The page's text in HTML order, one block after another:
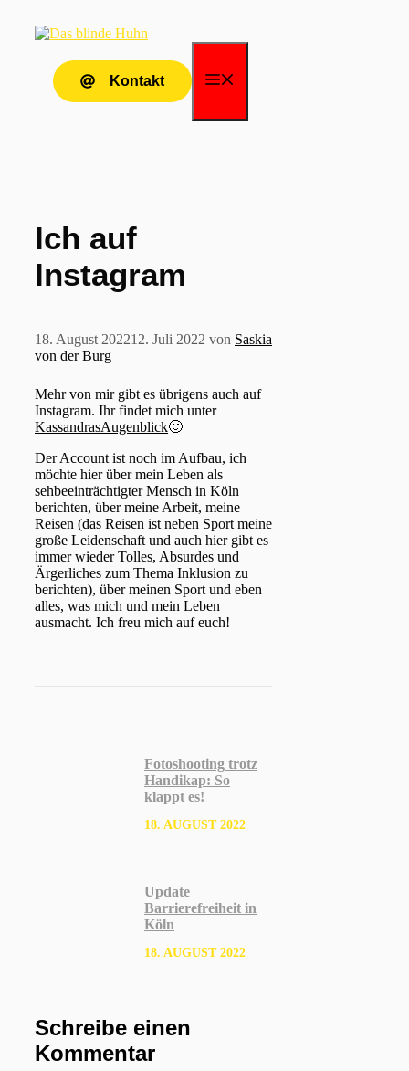
Inhalt
Kontakt
Ich auf
Instagram
18. August 202212. Juli 2022 von Saskia
von der Burg
Mehr von mir gibt es übrigens auch auf
Instagram. Ihr findet mich unter
KassandrasAugenblick🙂
Der Account ist noch im Aufbau, ich
möchte hier über mein Leben als
sehbeeinträchtigter Mensch in Köln
berichten, über meine Arbeit, meine
Reisen (das Reisen ist neben Sport meine
große Leidenschaft und auch hier gibt es
immer wieder Tolles, Absurdes und
Ärgerliches zum Thema Inklusion zu
berichten), über meinen Sport und eben
alles, was mich und mein Leben
ausmacht. Ich freu mich auf euch!
Fotoshooting trotz
Handikap: So
klappt es!
18. AUGUST 2022
Update
Barrierefreiheit in
Köln
18. AUGUST 2022
Schreibe einen
Kommentar